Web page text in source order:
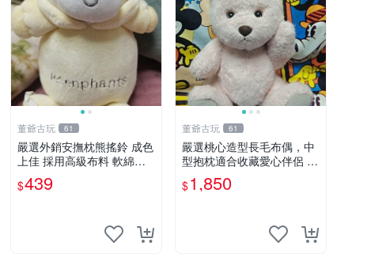
董爺古玩 61
嚴選外銷安撫枕熊搖鈴 成色
上佳 採用高級布料 軟綿適
合收藏 安心選購 安撫枕 熊
玩具 搖鈴
$439
董爺古玩 61
嚴選桃心造型長毛布偶，中
型抱枕適合收藏愛心伴侶 桃
心抱枕 布娃娃 猛咬布偶
$1,850